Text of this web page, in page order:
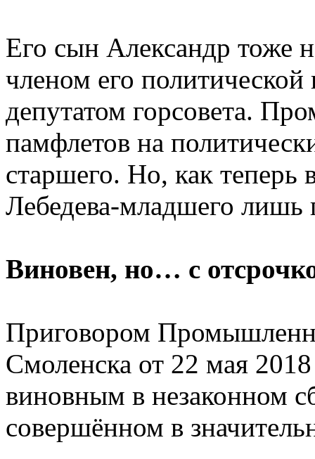
Его сын Александр тоже
членом его
депутатом горсовета.
памфлетов на
старшего. Но, как теперь
Лебедева-младшего
Виновен, но… с
Приговором
Смоленска от 22 мая
виновным в незаконном
совершённом в